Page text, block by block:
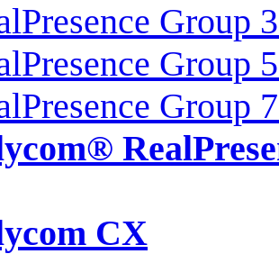
Group
Group
Group
CX